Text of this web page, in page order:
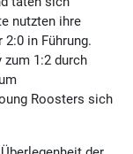
nutzten ihre
in Führung.
1:2 durch
Roosters sich